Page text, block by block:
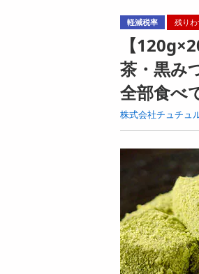
アイス・スイーツ
キッチン・日用品
ヘアケア・ボディケア
ビューティーケア
健康・ダイエット・サプ
医薬品・医薬部外品
インテリア・家具・収納
軽減税率 残り
【
茶・黒み
全部食べ
株式会社チュチュ